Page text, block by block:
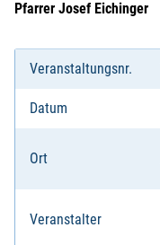
Pfarrer Josef Eichinger
Veranstaltungsnr.
Datum
Ort
Veranstalter